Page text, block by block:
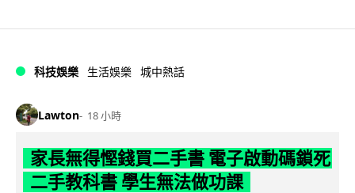
科技娛樂 生活娛樂 城中熱話
Lawton 18 小時
家長無得慳錢買二手書 電子啟動碼鎖死
二手教科書 學生無法做功課